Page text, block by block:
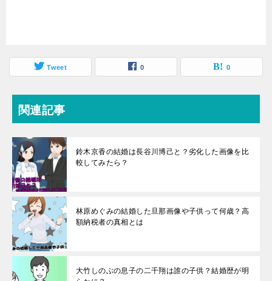
Tweet 0 0
関連記事
鈴木京香の結婚は長谷川博己と？劣化した画像を比
較してみたら？
林原めぐみの結婚した旦那画像や子供って何歳？高
額納税者の真相とは
大竹しのぶの息子の二千翔は誰の子供？結婚歴が明